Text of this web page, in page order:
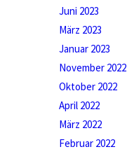
Juni 2023
März 2023
Januar 2023
November 2022
Oktober 2022
April 2022
März 2022
Februar 2022